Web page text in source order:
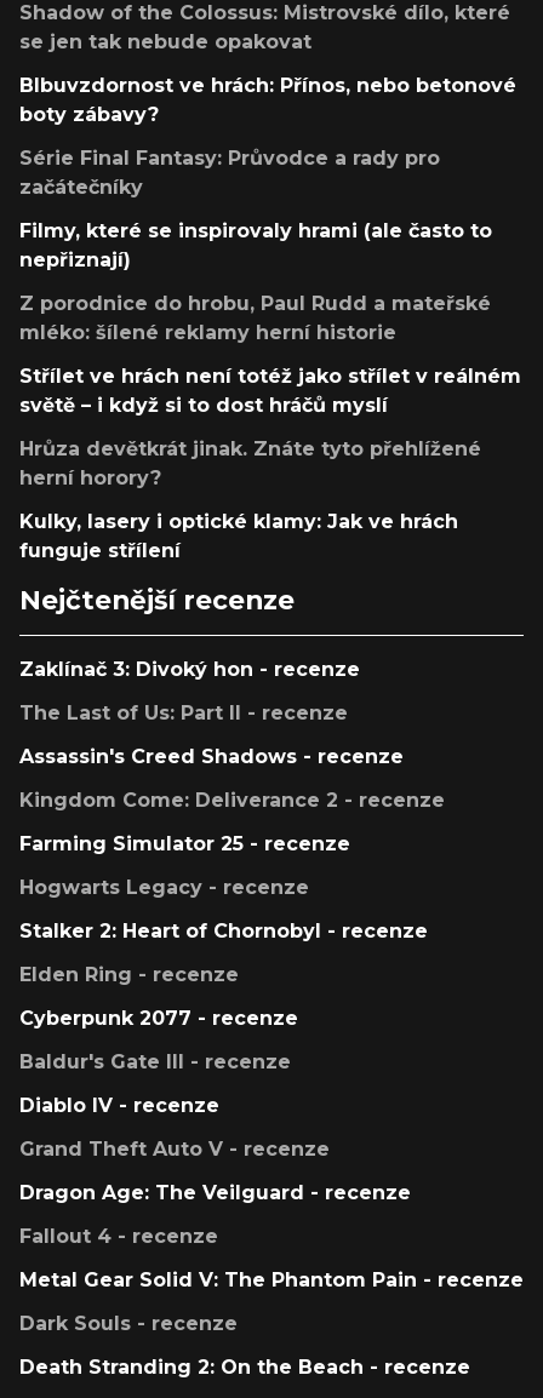
Shadow of the Colossus: Mistrovské dílo, které
se jen tak nebude opakovat
Blbuvzdornost ve hrách: Přínos, nebo betonové
boty zábavy?
Série Final Fantasy: Průvodce a rady pro
začátečníky
Filmy, které se inspirovaly hrami (ale často to
nepřiznají)
Z porodnice do hrobu, Paul Rudd a mateřské
mléko: šílené reklamy herní historie
Střílet ve hrách není totéž jako střílet v reálném
světě – i když si to dost hráčů myslí
Hrůza devětkrát jinak. Znáte tyto přehlížené
herní horory?
Kulky, lasery i optické klamy: Jak ve hrách
funguje střílení
Nejčtenější recenze
Zaklínač 3: Divoký hon - recenze
The Last of Us: Part II - recenze
Assassin's Creed Shadows - recenze
Kingdom Come: Deliverance 2 - recenze
Farming Simulator 25 - recenze
Hogwarts Legacy - recenze
Stalker 2: Heart of Chornobyl - recenze
Elden Ring - recenze
Cyberpunk 2077 - recenze
Baldur's Gate III - recenze
Diablo IV - recenze
Grand Theft Auto V - recenze
Dragon Age: The Veilguard - recenze
Fallout 4 - recenze
Metal Gear Solid V: The Phantom Pain - recenze
Dark Souls - recenze
Death Stranding 2: On the Beach - recenze